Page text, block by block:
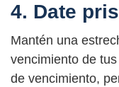
4. Date
Mantén una
vencimiento de
de vencimiento,